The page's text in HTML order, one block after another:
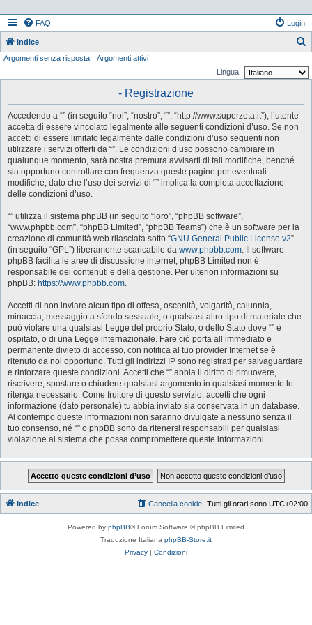
FAQ Login
Indice
Argomenti senza risposta
Argomenti attivi
Lingua:
- Registrazione
Accedendo a “” (in seguito “noi”, “nostro”, “”, “http://www.superzeta.it”), l’utente
accetta di essere vincolato legalmente alle seguenti condizioni d’uso. Se non
accetti di essere limitato legalmente dalle condizioni d’uso seguenti non
utilizzare i servizi offerti da “”. Le condizioni d’uso possono cambiare in
qualunque momento, sarà nostra premura avvisarti di tali modifiche, benché
sia opportuno controllare con frequenza queste pagine per eventuali
modifiche, dato che l’uso dei servizi di “” implica la completa accettazione
delle condizioni d’uso.
“” utilizza il sistema phpBB (in seguito “loro”, “phpBB software”,
“www.phpbb.com”, “phpBB Limited”, “phpBB Teams”) che è un software per la
creazione di comunità web rilasciata sotto “GNU General Public License v2”
(in seguito “GPL”) liberamente scaricabile da www.phpbb.com. Il software
phpBB facilita le aree di discussione internet; phpBB Limited non è
responsabile dei contenuti e della gestione. Per ulteriori informazioni su
phpBB: https://www.phpbb.com.
Accetti di non inviare alcun tipo di offesa, oscenità, volgarità, calunnia,
minaccia, messaggio a sfondo sessuale, o qualsiasi altro tipo di materiale che
può violare una qualsiasi Legge del proprio Stato, o dello Stato dove “” è
ospitato, o di una Legge internazionale. Fare ciò porta all’immediato e
permanente divieto di accesso, con notifica al tuo provider Internet se è
ritenuto da noi opportuno. Tutti gli indirizzi IP sono registrati per salvaguardare
e rinforzare queste condizioni. Accetti che “” abbia il diritto di rimuovere,
riscrivere, spostare o chiudere qualsiasi argomento in qualsiasi momento lo
ritenga necessario. Come fruitore di questo servizio, accetti che ogni
informazione (dato personale) tu abbia inviato sia conservata in un database.
Al contempo queste informazioni non saranno divulgate a nessuno senza il
tuo consenso, né “” o phpBB sono da ritenersi responsabili per qualsiasi
violazione al sistema che possa compromettere queste informazioni.
Indice Tutti gli orari sono UTC+02:00
Cancella cookie
Powered by phpBB® Forum Software © phpBB Limited
Traduzione Italiana phpBB-Store.it
Privacy | Condizioni